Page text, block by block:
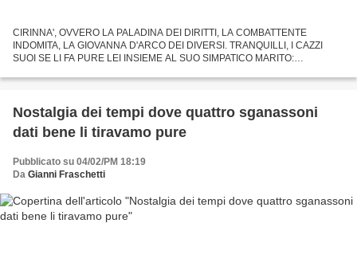
CIRINNA', OVVERO LA PALADINA DEI DIRITTI, LA COMBATTENTE
INDOMITA, LA GIOVANNA D'ARCO DEI DIVERSI. TRANQUILLI, I CAZZI
SUOI SE LI FA PURE LEI INSIEME AL SUO SIMPATICO MARITO:
Nostalgia dei tempi dove quattro sganassoni
dati bene li tiravamo pure
Pubblicato su 04/02/PM 18:19
Da Gianni Fraschetti